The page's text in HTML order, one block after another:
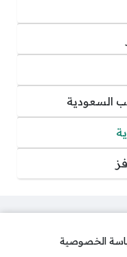
السعودية
الخصوصية